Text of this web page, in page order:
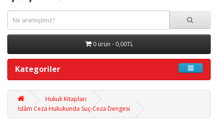
0 ürün - 0,00TL
Kategoriler
Hukuk Kitapları
İslâm Ceza Hukukunda Suç-Ceza Dengesi